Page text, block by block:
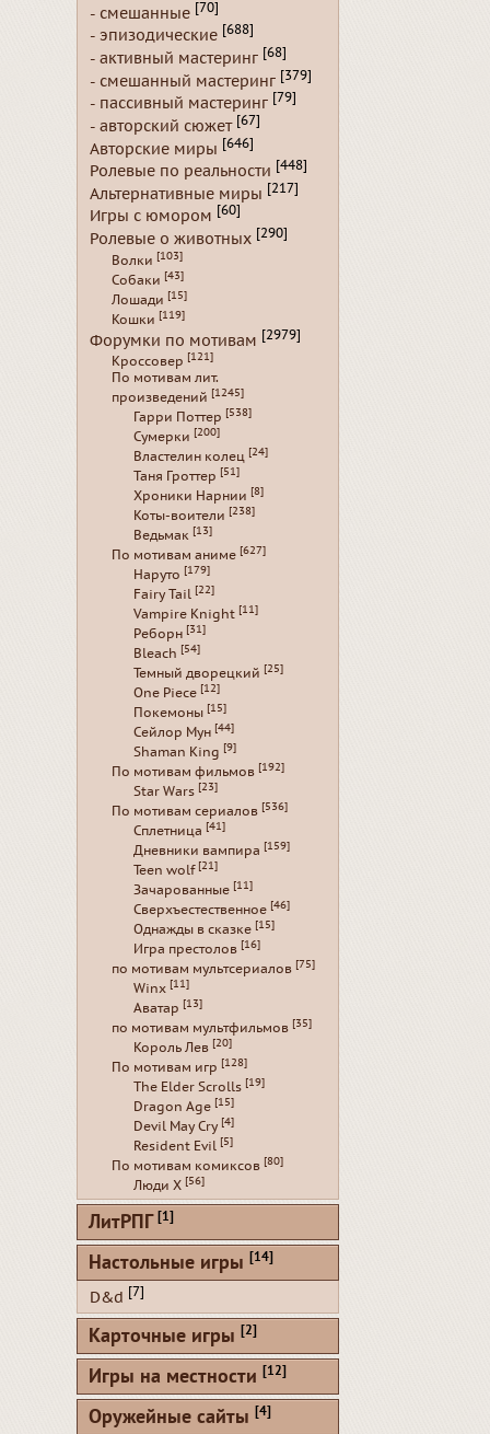
- смешанные [70]
- эпизодические [688]
- активный мастеринг [68]
- смешанный мастеринг [379]
- пассивный мастеринг [79]
- авторский сюжет [67]
Авторские миры [646]
Ролевые по реальности [448]
Альтернативные миры [217]
Игры с юмором [60]
Ролевые о животных [290]
Волки [103]
Собаки [43]
Лошади [15]
Кошки [119]
Форумки по мотивам [2979]
Кроссовер [121]
По мотивам лит.
произведений [1245]
Гарри Поттер [538]
Сумерки [200]
Властелин колец [24]
Таня Гроттер [51]
Хроники Нарнии [8]
Коты-воители [238]
Ведьмак [13]
По мотивам аниме [627]
Наруто [179]
Fairy Tail [22]
Vampire Knight [11]
Реборн [31]
Bleach [54]
Темный дворецкий [25]
One Piece [12]
Покемоны [15]
Сейлор Мун [44]
Shaman King [9]
По мотивам фильмов [192]
Star Wars [23]
По мотивам сериалов [536]
Сплетница [41]
Дневники вампира [159]
Teen wolf [21]
Зачарованные [11]
Сверхъестественное [46]
Однажды в сказке [15]
Игра престолов [16]
по мотивам мультсериалов [75]
Winx [11]
Аватар [13]
по мотивам мультфильмов [35]
Король Лев [20]
По мотивам игр [128]
The Elder Scrolls [19]
Dragon Age [15]
Devil May Cry [4]
Resident Evil [5]
По мотивам комиксов [80]
Люди Х [56]
ЛитРПГ [1]
Настольные игры [14]
D&d [7]
Карточные игры [2]
Игры на местности [12]
Оружейные сайты [4]